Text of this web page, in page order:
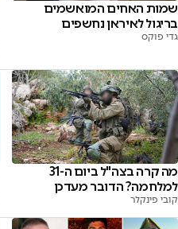
שמות האחים המואשמים
בריגול לאיראן נחשפים
גדי פוקס
מה קרה בצה"ל ביום ה-31
למלחמה? הדובר מעדכן
קובי פינקלר